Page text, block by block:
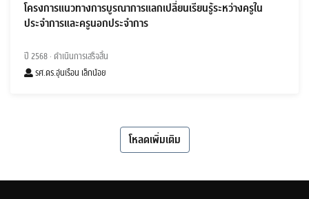
โครงการแนวทางการบูรณาการแลกเปลี่ยนเรียนรู้ระหว่างครูใน
ประจำการและครูนอกประจำการ
ปี 2568 · ดำเนินการเสร็จสิ้น
รศ.ดร.อุ่นเรือน เล็กน้อย
โหลดเพิ่มเติม